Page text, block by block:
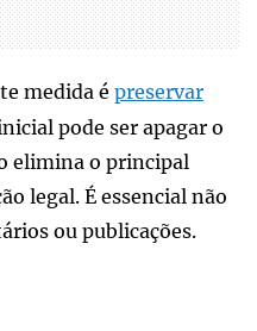
medida é preservar
pode ser apagar o
elimina o principal
legal. É essencial não
ou publicações.